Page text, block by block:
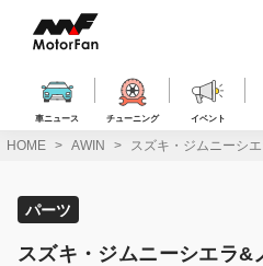
ス
車ニュース チューニング イベント
HOME AWIN スズキ・ジムニーシ
パーツ
スズキ・ジムニーシエラ&